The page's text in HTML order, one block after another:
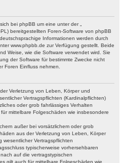
bei phpBB um eine unter der „
bereitgestellten Foren-Software von phpBB
Informationen werden durch
www.phpbb.de zur Verfügung gestellt. Beide
Weise, wie die Software verwendet wird. Sie
der Software für bestimmte Zwecke nicht
Foren Einfluss nehmen.
Verletzung von Leben, Körper und
Vertragspflichten (Kardinalpflichten)
oder grob fahrlässiges Verhalten
mittelbare Folgeschäden wie insbesondere
außer bei vorsätzlichem oder grob
aus der Verletzung von Leben, Körper
Vertragspflichten
typischerweise vorhersehbaren
auf die vertragstypischen
gilt auch für mittelbare Folgeschäden wie